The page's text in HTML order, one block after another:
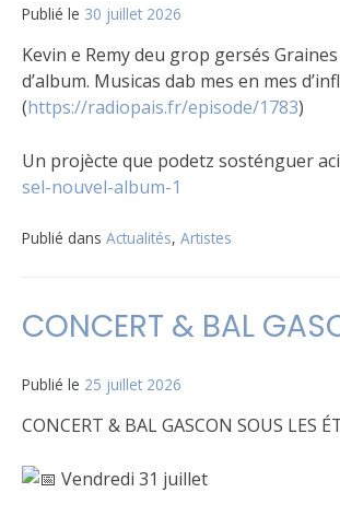
Publié le 30 juillet 2026
Kevin e Remy deu grop gersés
d’album. Musicas dab mes en mes
(https://radiopais.fr/episode/1783)
Un projècte que podetz sosténguer
sel-nouvel-album-1
Publié dans Actualités, Artistes
CONCERT & BAL
Publié le 25 juillet 2026
CONCERT & BAL GASCON SOUS LES
Vendredi 31 juillet